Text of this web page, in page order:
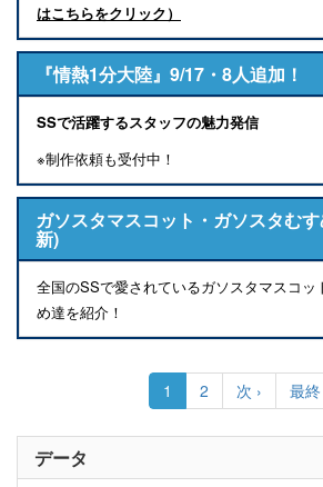
はこちらをクリック）
『情熱1分大陸』9/17・8人追加！
SSで活躍するスタッフの魅力発信
※制作依頼も受付中！
ガソスタマスコット・ガソスタむ
新)
全国のSSで愛されているガソスタマスコッ
め達を紹介！
送
り
カ
レ
ン
ペ
1 Page
2
次
ペ
ー
次 ›
最
終
ペ
ジ
最
データ